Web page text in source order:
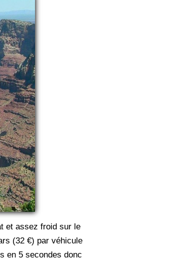
et assez froid sur le
(32 €) par véhicule
en 5 secondes donc